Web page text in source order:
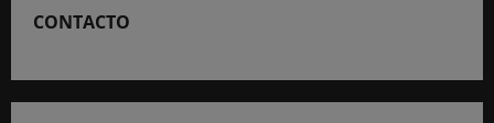
CONTACTO